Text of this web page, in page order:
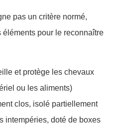
pas un critère normé,
pour le reconnaître
et protège les chevaux
ou les aliments)
clos, isolé partiellement
intempéries, doté de boxes